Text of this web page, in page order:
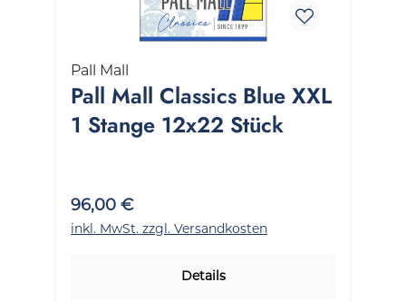
Pall Mall
Pall Mall Classics Blue XXL
1 Stange 12x22 Stück
96,00 €
inkl. MwSt. zzgl. Versandkosten
Details